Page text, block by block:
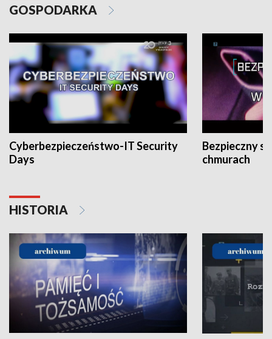
GOSPODARKA
Cyberbezpieczeństwo-IT Security
Days
Bezpieczny
chmurach
HISTORIA